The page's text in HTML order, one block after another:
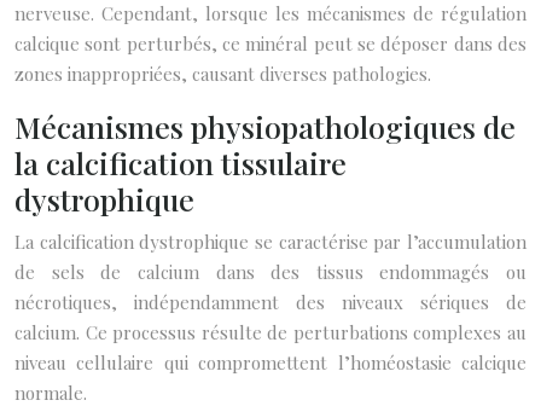
nerveuse. Cependant, lorsque les mécanismes de régulation
calcique sont perturbés, ce minéral peut se déposer dans des
zones inappropriées, causant diverses pathologies.
Mécanismes physiopathologiques de
la calcification tissulaire
dystrophique
La calcification dystrophique se caractérise par l’accumulation
de sels de calcium dans des tissus endommagés ou
nécrotiques, indépendamment des niveaux sériques de
calcium. Ce processus résulte de perturbations complexes au
niveau cellulaire qui compromettent l’homéostasie calcique
normale.